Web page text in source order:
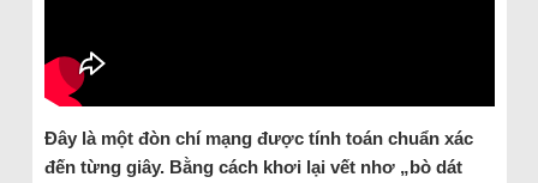
Đây là một đòn chí mạng được tính toán chuẩn xác
đến từng giây. Bằng cách khơi lại vết nhơ „bò dát